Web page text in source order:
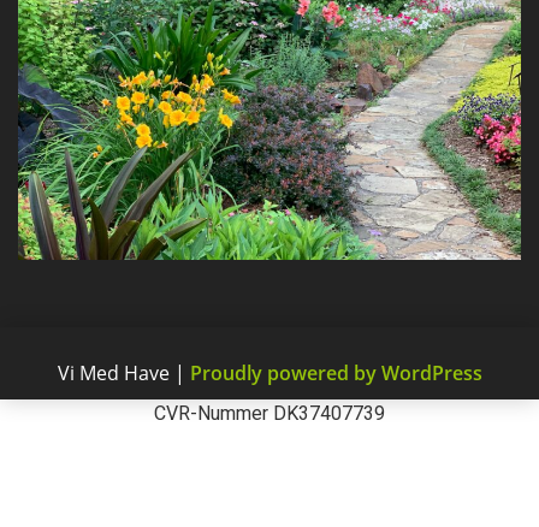
Vi Med Have | Proudly powered by WordPress
CVR-Nummer DK37407739